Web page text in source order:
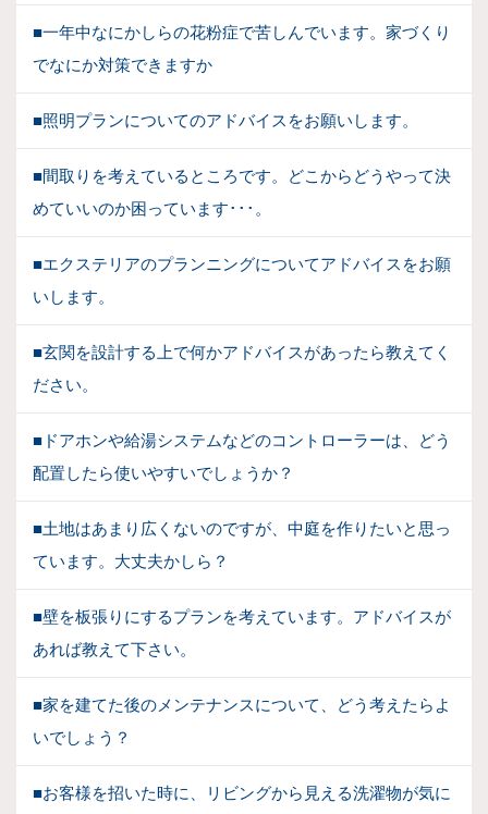
■一年中なにかしらの花粉症で苦しんでいます。家づくり
でなにか対策できますか
■照明プランについてのアドバイスをお願いします。
■間取りを考えているところです。どこからどうやって決
めていいのか困っています･･･。
■エクステリアのプランニングについてアドバイスをお願
いします。
■玄関を設計する上で何かアドバイスがあったら教えてく
ださい。
■ドアホンや給湯システムなどのコントローラーは、どう
配置したら使いやすいでしょうか？
■土地はあまり広くないのですが、中庭を作りたいと思っ
ています。大丈夫かしら？
■壁を板張りにするプランを考えています。アドバイスが
あれば教えて下さい。
■家を建てた後のメンテナンスについて、どう考えたらよ
いでしょう？
■お客様を招いた時に、リビングから見える洗濯物が気に